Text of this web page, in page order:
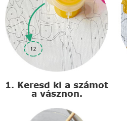
1. Keresd ki a számot
a vásznon.